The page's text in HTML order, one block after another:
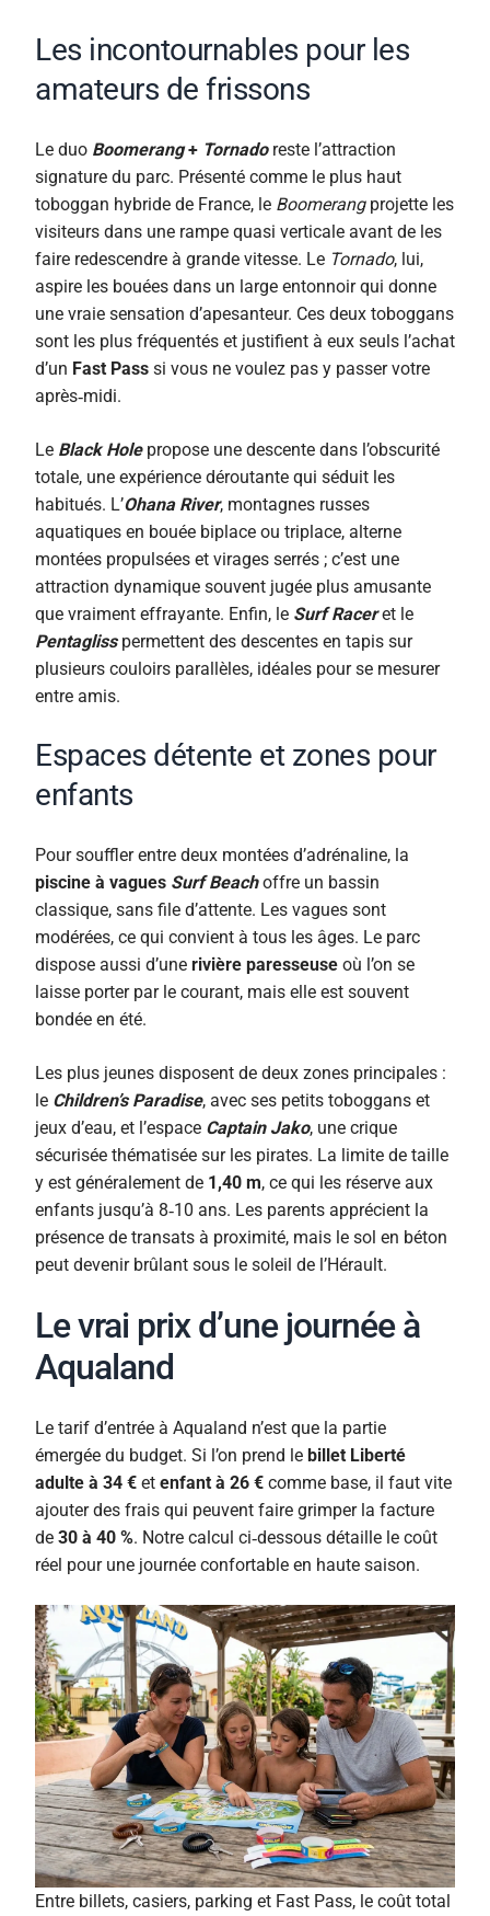
Les incontournables pour les
amateurs de frissons
Le duo Boomerang+ Tornadoreste l’attraction
signature du parc. Présenté comme le plus haut
toboggan hybride de France, le Boomerangprojette les
visiteurs dans une rampe quasi verticale avant de les
faire redescendre à grande vitesse. Le Tornado, lui,
aspire les bouées dans un large entonnoir qui donne
une vraie sensation d’apesanteur. Ces deux toboggans
sont les plus fréquentés et justifient à eux seuls l’achat
d’un Fast Pass si vous ne voulez pas y passer votre
après‑midi.
Le Black Holepropose une descente dans l’obscurité
totale, une expérience déroutante qui séduit les
habitués. L’Ohana River, montagnes russes
aquatiques en bouée biplace ou triplace, alterne
montées propulsées et virages serrés ; c’est une
attraction dynamique souvent jugée plus amusante
que vraiment effrayante. Enfin, le Surf Raceret le
Pentaglisspermettent des descentes en tapis sur
plusieurs couloirs parallèles, idéales pour se mesurer
entre amis.
Espaces détente et zones pour
enfants
Pour souffler entre deux montées d’adrénaline, la
piscine à vagues Surf Beachoffre un bassin
classique, sans file d’attente. Les vagues sont
modérées, ce qui convient à tous les âges. Le parc
dispose aussi d’une rivière paresseuse où l’on se
laisse porter par le courant, mais elle est souvent
bondée en été.
Les plus jeunes disposent de deux zones principales :
le Children’s Paradise, avec ses petits toboggans et
jeux d’eau, et l’espace Captain Jako, une crique
sécurisée thématisée sur les pirates. La limite de taille
y est généralement de 1,40 m, ce qui les réserve aux
enfants jusqu’à 8‑10 ans. Les parents apprécient la
présence de transats à proximité, mais le sol en béton
peut devenir brûlant sous le soleil de l’Hérault.
Le vrai prix d’une journée à
Aqualand
Le tarif d’entrée à Aqualand n’est que la partie
émergée du budget. Si l’on prend le billet Liberté
adulte à 34 € et enfant à 26 € comme base, il faut vite
ajouter des frais qui peuvent faire grimper la facture
de 30 à 40 %. Notre calcul ci‑dessous détaille le coût
réel pour une journée confortable en haute saison.
Entre billets, casiers, parking et Fast Pass, le coût total